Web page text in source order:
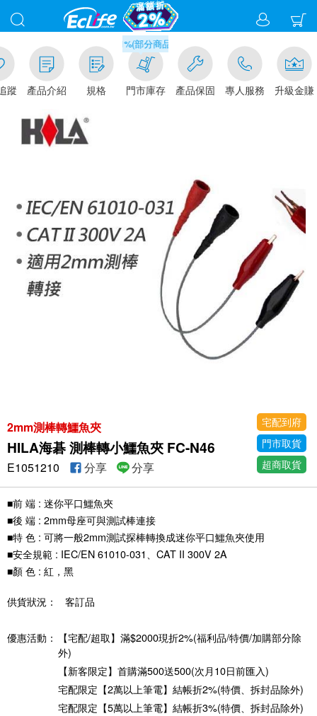
蹤 產品介紹 規格
滿千元門市取貨現折1%(部分商品不適用)-請點我看
門市庫存 產品保固 專人服務 升級金賺
2mm測棒轉鱷魚夾
HILA海碁 測棒轉小鱷魚夾 FC-N46
宅配到府
門市取貨
超商取貨
E1051210 分享 分享
■前 端 : 迷你平口鱷魚夾
■後 端 : 2mm母座可與測試棒連接
■特 色 : 可將一般2mm測試探棒轉換成迷你平口鱷魚夾使用
■安全規範 : IEC/EN 61010-031、CAT II 300V 2A
■顏 色 : 紅，黑
供貨狀況： 客訂品
優惠活動：
【宅配/超取】滿$2000現折2%(福利品/特價/加購部分除
外)
【新客限定】首購滿500送500(次月10日前匯入)
宅配限定【2萬以上筆電】結帳折2%(特價、拆封品除外)
宅配限定【5萬以上筆電】結帳折3%(特價、拆封品除外)